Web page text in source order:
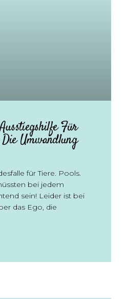
Für
Umwandlung
für Tiere. Pools.
bei jedem
sein! Leider ist bei
das Ego, die